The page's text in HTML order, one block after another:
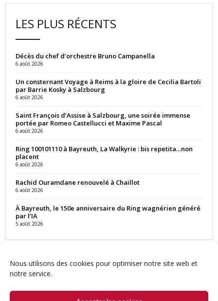
Nous utilisons des cookies pour optimiser notre site web et
notre service.
LES PLUS RÉCENTS
Décès du chef d’orchestre Bruno Campanella
6 août 2026
Un consternant Voyage à Reims à la gloire de Cecilia Bartoli
par Barrie Kosky à Salzbourg
6 août 2026
Saint François d’Assise à Salzbourg, une soirée immense
portée par Romeo Castellucci et Maxime Pascal
6 août 2026
Ring 100101110 à Bayreuth, La Walkyrie : bis repetita…non
placent
6 août 2026
Rachid Ouramdane renouvelé à Chaillot
6 août 2026
À Bayreuth, le 150e anniversaire du Ring wagnérien généré
par l’IA
5 août 2026